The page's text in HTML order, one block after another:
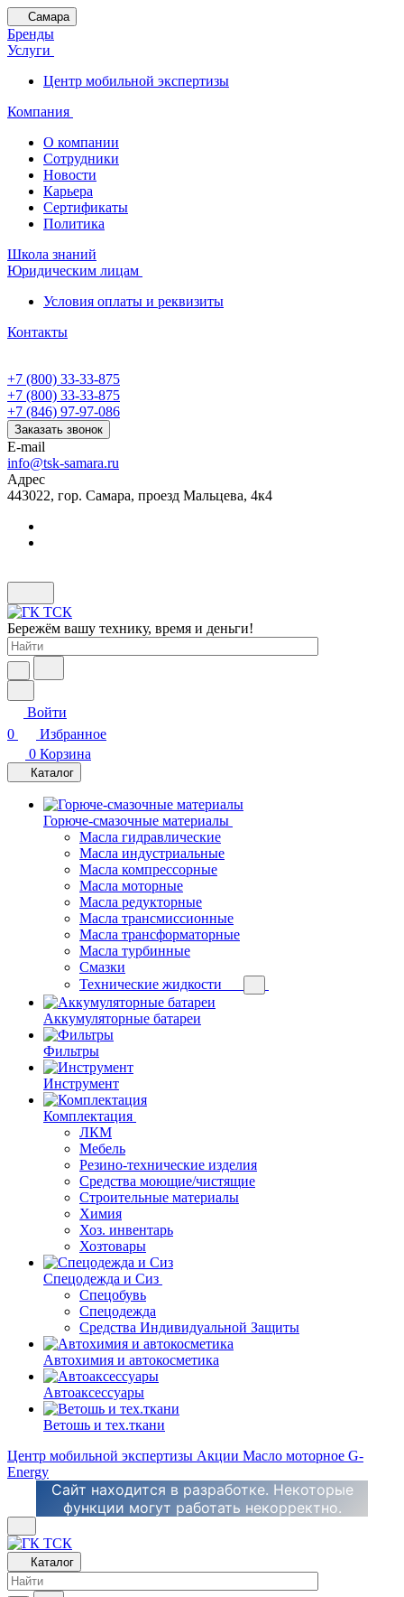
Самара
Бренды
Услуги
Центр мобильной экспертизы
Компания
О компании
Сотрудники
Новости
Карьера
Сертификаты
Политика
Школа знаний
Юридическим лицам
Условия оплаты и реквизиты
Контакты
+7 (800) 33-33-875
+7 (800) 33-33-875
+7 (846) 97-97-086
Заказать звонок
E-mail
info@tsk-samara.ru
Адрес
443022, гор. Самара, проезд Мальцева, 4к4
Бережём вашу технику, время и деньги!
Войти
0
Избранное
0 Корзина
Каталог
Горюче-смазочные материалы
Масла гидравлические
Масла индустриальные
Масла компрессорные
Масла моторные
Масла редукторные
Масла трансмиссионные
Масла трансформаторные
Масла турбинные
Смазки
Технические жидкости
Аккумуляторные батареи
Фильтры
Инструмент
Комплектация
ЛКМ
Мебель
Резино-технические изделия
Средства моющие/чистящие
Строительные материалы
Химия
Хоз. инвентарь
Хозтовары
Спецодежда и Сиз
Спецобувь
Спецодежда
Средства Индивидуальной Защиты
Автохимия и автокосметика
Автоаксессуары
Ветошь и тех.ткани
Центр мобильной экспертизы Акции Масло моторное G-
Energy
Сайт находится в разработке. Некоторые
функции могут работать некорректно.
Каталог